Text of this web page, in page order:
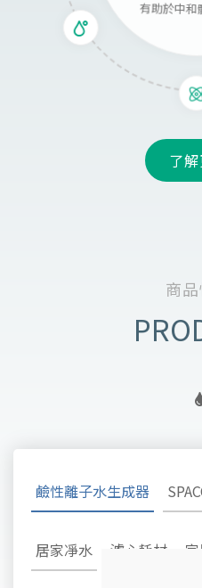
有助於中和
了
商
鹼性離子水生成器
居家凈水 濾心耗材